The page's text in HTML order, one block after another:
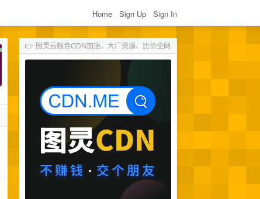
Home Sign Up Sign In
👉 图灵云融合CDN加速，大厂资源、比价全网